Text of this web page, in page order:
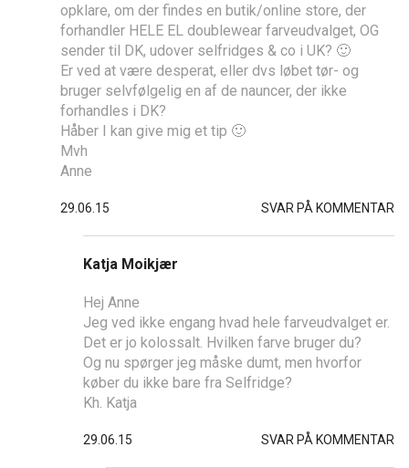
opklare, om der findes en butik/online store, der
forhandler HELE EL doublewear farveudvalget, OG
sender til DK, udover selfridges & co i UK? 🙂
Er ved at være desperat, eller dvs løbet tør- og
bruger selvfølgelig en af de nauncer, der ikke
forhandles i DK?
Håber I kan give mig et tip 🙂
Mvh
Anne
29.06.15 SVAR PÅ KOMMENTAR
Katja Moikjær
Hej Anne
Jeg ved ikke engang hvad hele farveudvalget er.
Det er jo kolossalt. Hvilken farve bruger du?
Og nu spørger jeg måske dumt, men hvorfor
køber du ikke bare fra Selfridge?
Kh. Katja
29.06.15 SVAR PÅ KOMMENTAR